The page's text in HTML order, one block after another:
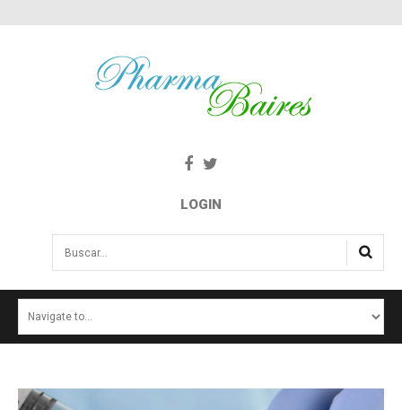
LOGIN
Buscar...
NOTICIAS
NOTICIAS MEDICAMENTOS